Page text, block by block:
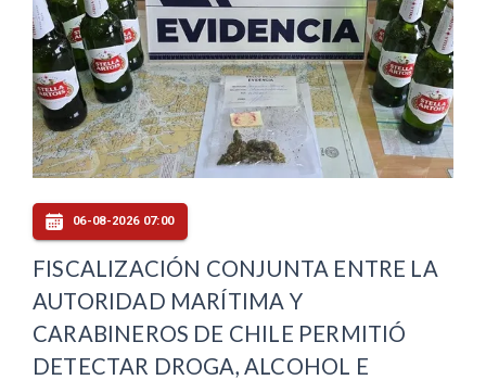
06-08-2026 07:00
FISCALIZACIÓN CONJUNTA ENTRE LA
AUTORIDAD MARÍTIMA Y
CARABINEROS DE CHILE PERMITIÓ
DETECTAR DROGA, ALCOHOL E